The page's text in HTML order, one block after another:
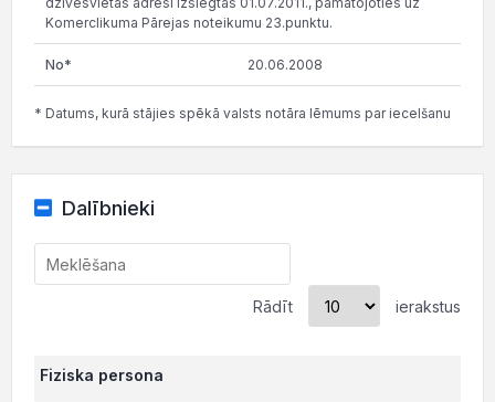
Komerclikuma Pārejas noteikumu 23.punktu.
20.06.2008
* Datums, kurā stājies spēkā valsts notāra lēmums par iecelšanu
Dalībnieki
Rādīt ierakstus
Fiziska persona